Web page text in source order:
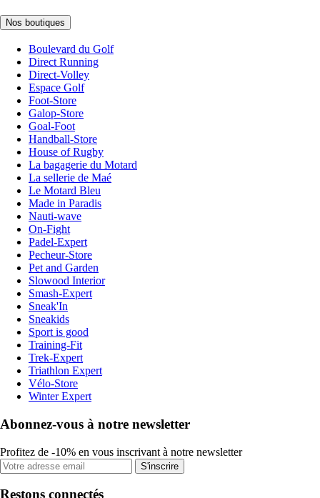
Nos boutiques
Boulevard du Golf
Direct Running
Direct-Volley
Espace Golf
Foot-Store
Galop-Store
Goal-Foot
Handball-Store
House of Rugby
La bagagerie du Motard
La sellerie de Maé
Le Motard Bleu
Made in Paradis
Nauti-wave
On-Fight
Padel-Expert
Pecheur-Store
Pet and Garden
Slowood Interior
Smash-Expert
Sneak'In
Sneakids
Sport is good
Training-Fit
Trek-Expert
Triathlon Expert
Vélo-Store
Winter Expert
Abonnez-vous à notre newsletter
Profitez de -10% en vous inscrivant à notre newsletter
S'inscrire
Restons connectés